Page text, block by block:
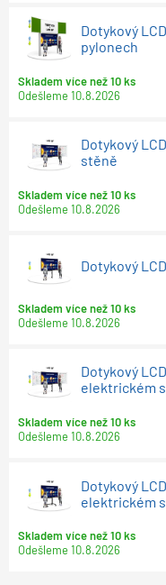
Dotykový
pylonech
Skladem více než 10 ks
Odešleme10.8.2026
Dotykový
stěně
Skladem více než 10 ks
Odešleme10.8.2026
Dotykový
Skladem více než 10 ks
Odešleme10.8.2026
Dotykový
elektrickém
Skladem více než 10 ks
Odešleme10.8.2026
Dotykový
elektrickém
Skladem více než 10 ks
Odešleme10.8.2026